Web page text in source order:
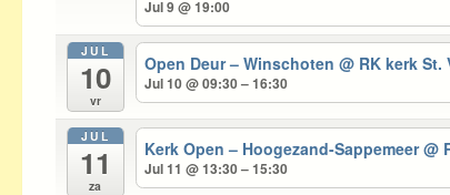
Jul 9 @ 19:00
JUL
10
vr
Open Deur – Winschoten@ RK kerk
Jul 10 @ 09:30 – 16:30
JUL
11
za
Kerk Open – Hoogezand-Sappemeer@
Jul 11 @ 13:30 – 15:30